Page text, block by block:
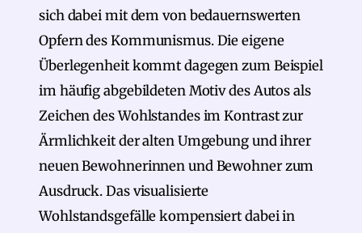
sich dabei mit dem von bedauernswerten
Opfern des Kommunismus. Die eigene
Überlegenheit kommt dagegen zum Beispiel
im häufig abgebildeten Motiv des Autos als
Zeichen des Wohlstandes im Kontrast zur
Ärmlichkeit der alten Umgebung und ihrer
neuen Bewohnerinnen und Bewohner zum
Ausdruck. Das visualisierte
Wohlstandsgefälle kompensiert dabei in